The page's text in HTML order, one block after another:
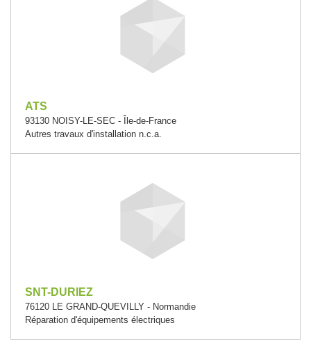
ATS
93130 NOISY-LE-SEC - Île-de-France
Autres travaux d'installation n.c.a.
SNT-DURIEZ
76120 LE GRAND-QUEVILLY - Normandie
Réparation d'équipements électriques